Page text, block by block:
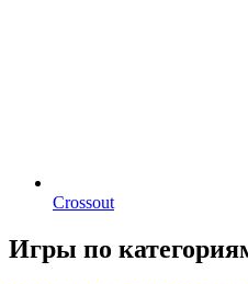
Crossout
Игры по